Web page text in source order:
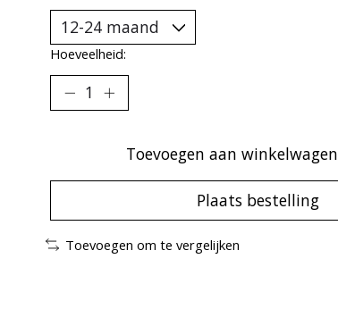
Hoeveelheid:
Toevoegen aan winkelwagen
Plaats bestelling
Toevoegen om te vergelijken